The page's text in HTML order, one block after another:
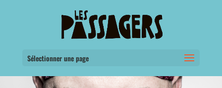
Sélectionner une page